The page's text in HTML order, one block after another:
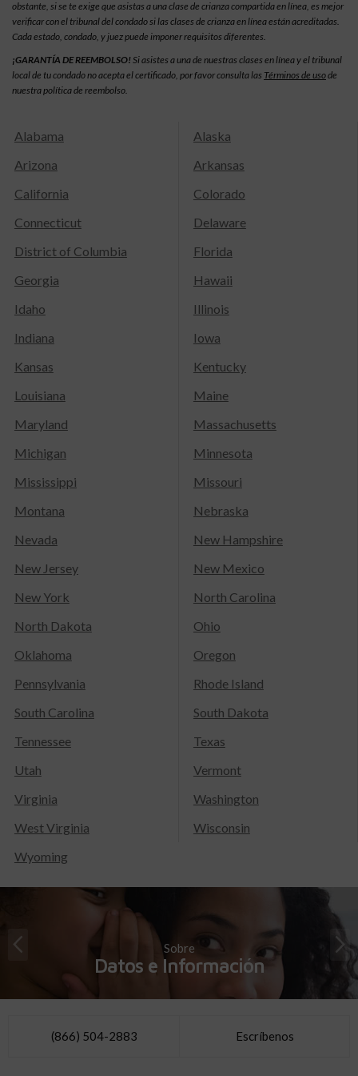
obstante, si se te exige que asistas a una clase de crianza compartida en línea, es mejor
verificar con el tribunal del condado si las clases de crianza en línea están acreditadas.
Cada estado, condado, y juez puede imponer requisitos diferentes.
¡GARANTÍA DE REEMBOLSO! Si asistes a una de nuestras clases en línea y el tribunal
local de tu condado no acepta el certificado, por favor consulta las Términos de usode
nuestra política de reembolso.
Alabama
Alaska
Arizona
Arkansas
California
Colorado
Connecticut
Delaware
District of Columbia
Florida
Georgia
Hawaii
Idaho
Illinois
Indiana
Iowa
Kansas
Kentucky
Louisiana
Maine
Maryland
Massachusetts
Michigan
Minnesota
Mississippi
Missouri
Montana
Nebraska
Nevada
New Hampshire
New Jersey
New Mexico
New York
North Carolina
North Dakota
Ohio
Oklahoma
Oregon
Pennsylvania
Rhode Island
South Carolina
South Dakota
Tennessee
Texas
Utah
Vermont
Virginia
Washington
West Virginia
Wisconsin
Wyoming
Sobre
Datos e Información
(866) 504-2883 Escríbenos